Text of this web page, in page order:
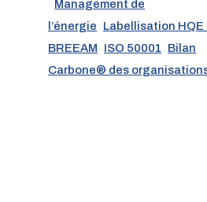
Management de
l’énergie Labellisation
BREEAM ISO 50001 Bilan
Carbone® des